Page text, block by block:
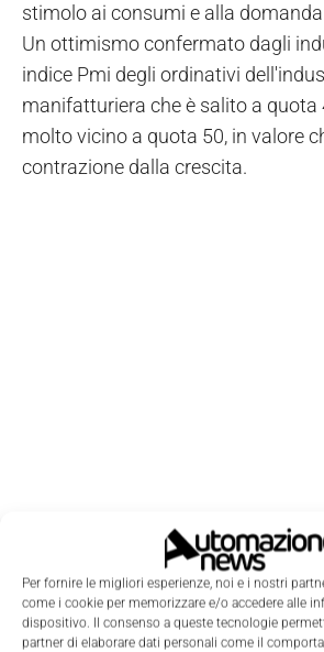
Per fornire le migliori esperienze, noi e i nostri
come i cookie per memorizzare e/o accedere alle
dispositivo. Il consenso a queste tecnologie
partner di elaborare dati personali come il
LEGGI LA RIVISTA ⇢
stimolo ai consumi e alla
Un ottimismo confermato dagli
indice Pmi degli ordinativi
manifatturiera che è salito a quota
molto vicino a quota 50, in valore
contrazione dalla crescita.